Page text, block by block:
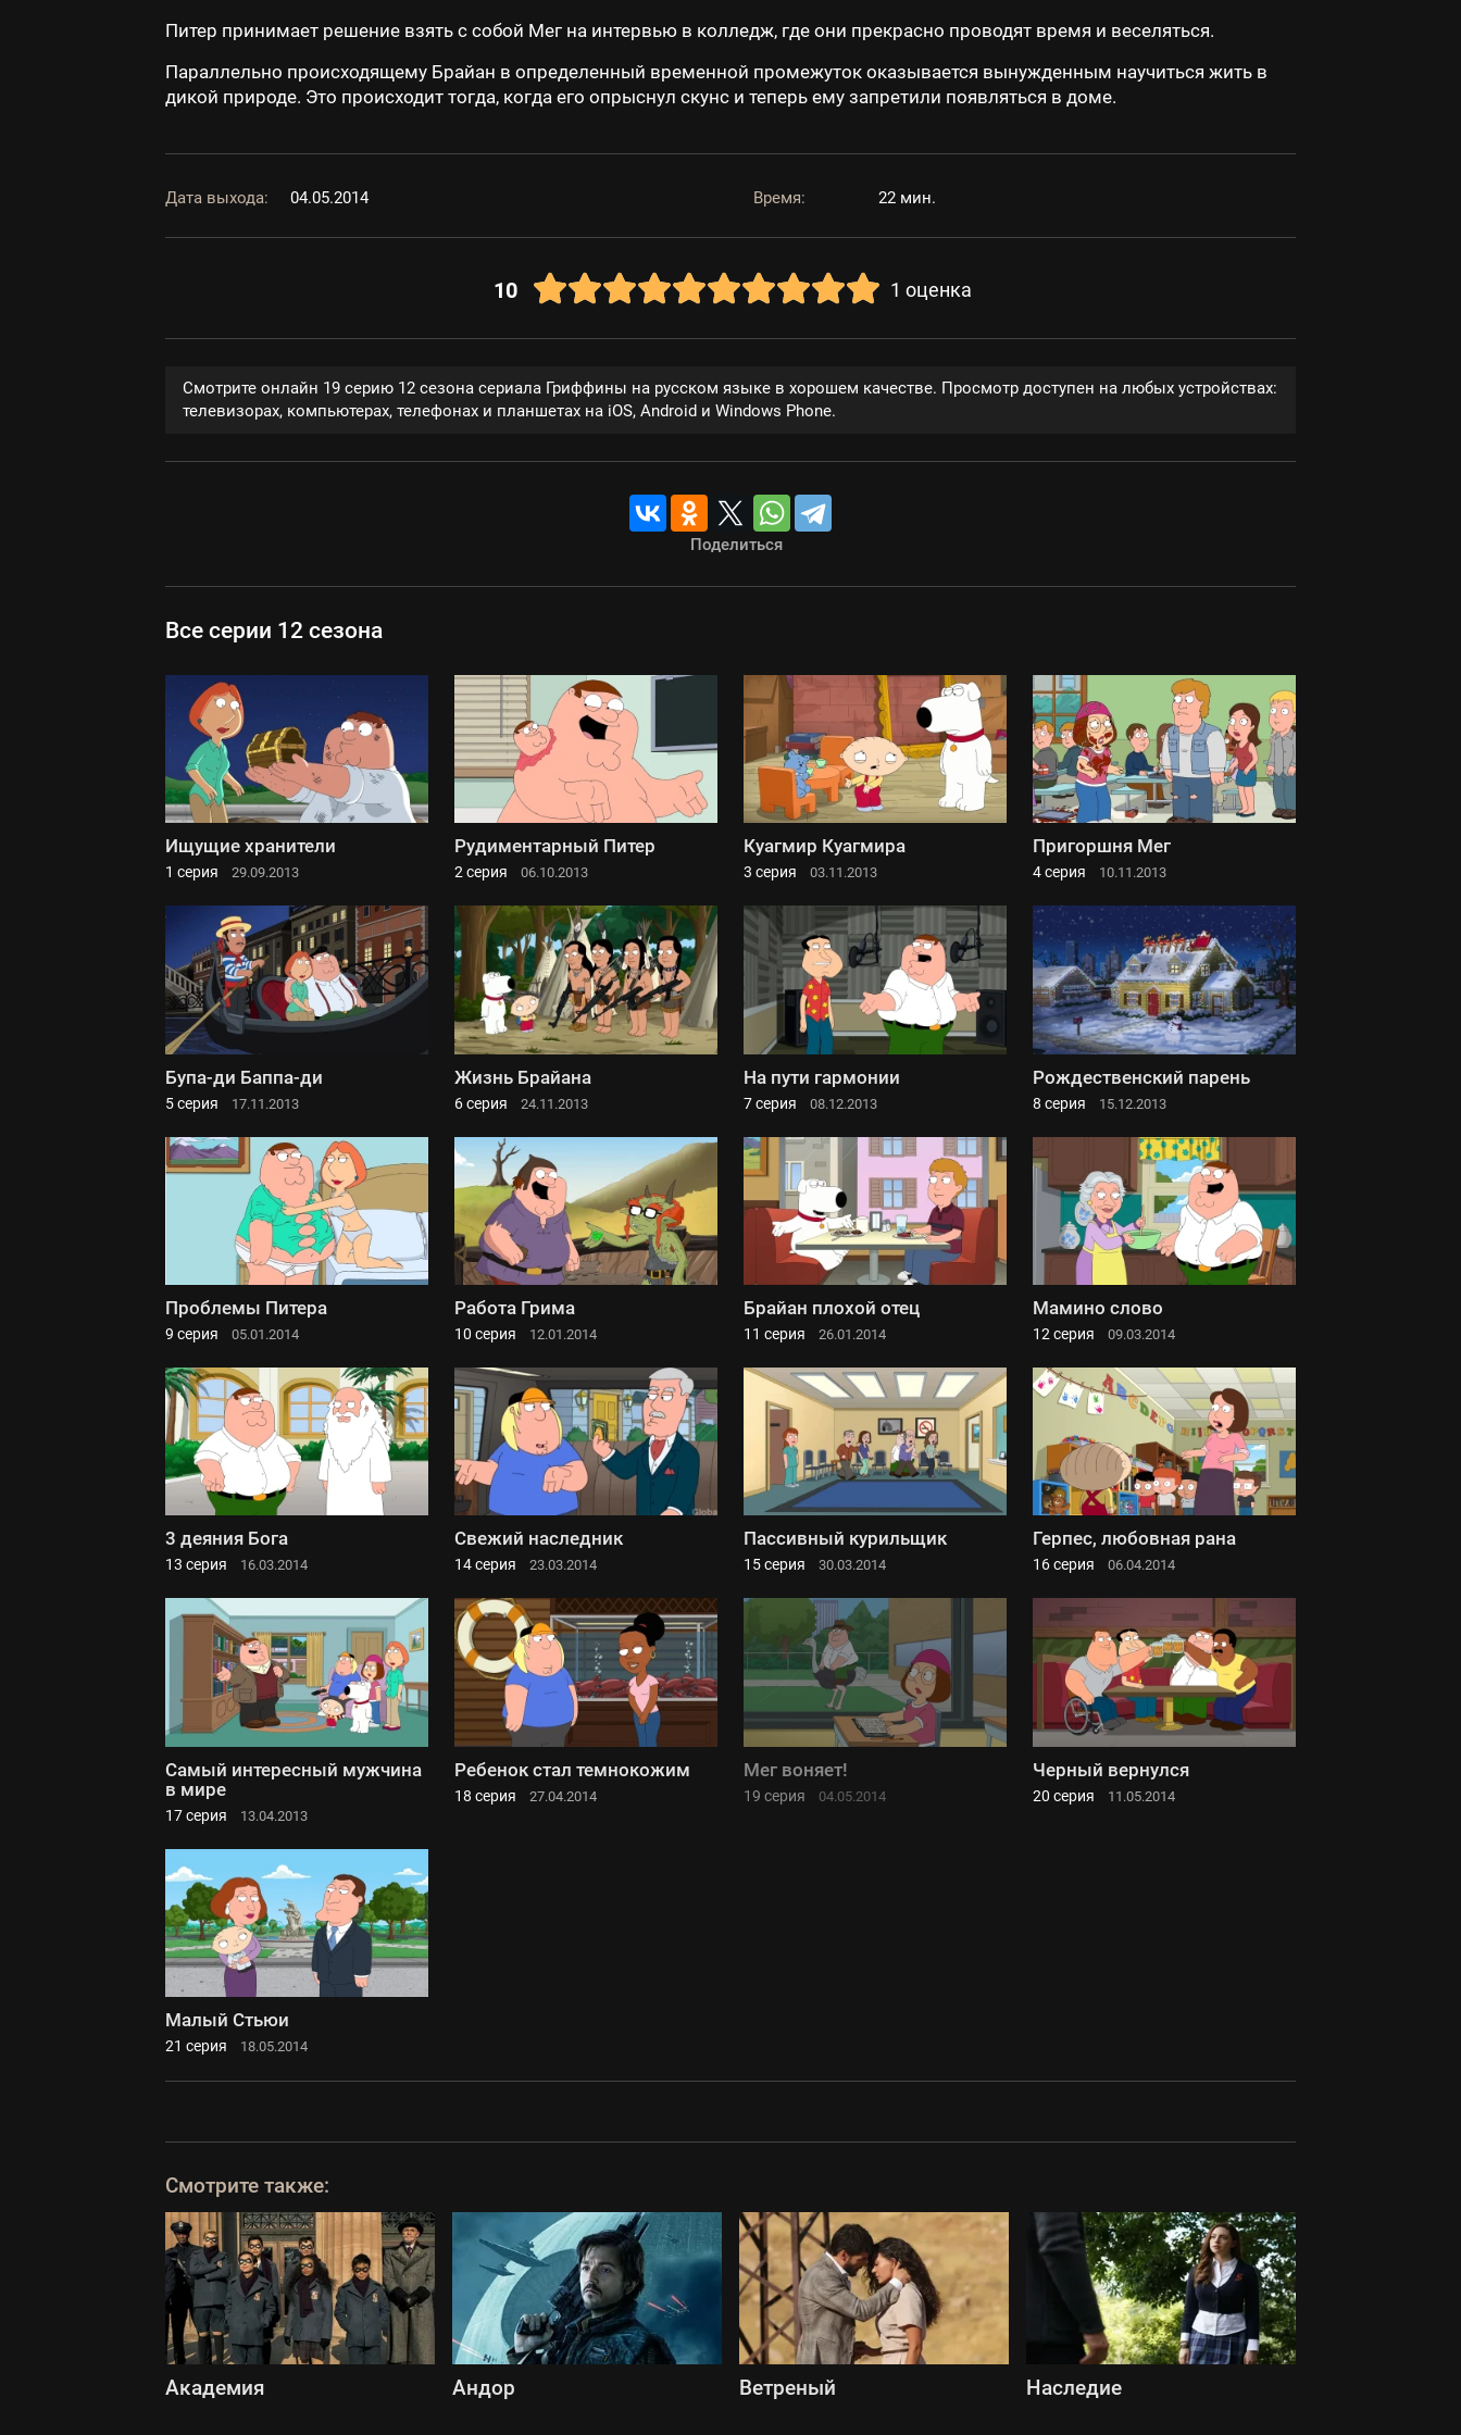
Питер принимает решение взять с собой Мег на интервью в колледж, где они прекрасно проводят время и веселяться.
Параллельно происходящему Брайан в определенный временной промежуток оказывается вынужденным научиться жить в
дикой природе. Это происходит тогда, когда его опрыснул скунс и теперь ему запретили появляться в доме.
Дата выхода: 04.05.2014 Время: 22 мин.
10 1 оценка
Смотрите онлайн 19 серию 12 сезона сериала Гриффины на русском языке в хорошем качестве. Просмотр доступен на любых устройствах:
телевизорах, компьютерах, телефонах и планшетах на iOS, Android и Windows Phone.
Поделиться
Все серии 12 сезона
Ищущие хранители
1 серия 29.09.2013
Рудиментарный Питер
2 серия 06.10.2013
Куагмир Куагмира
3 серия 03.11.2013
Пригоршня Мег
4 серия 10.11.2013
Бупа-ди Баппа-ди
5 серия 17.11.2013
Жизнь Брайана
6 серия 24.11.2013
На пути гармонии
7 серия 08.12.2013
Рождественский парень
8 серия 15.12.2013
Проблемы Питера
9 серия 05.01.2014
Работа Грима
10 серия 12.01.2014
Брайан плохой отец
11 серия 26.01.2014
Мамино слово
12 серия 09.03.2014
3 деяния Бога
13 серия 16.03.2014
Свежий наследник
14 серия 23.03.2014
Пассивный курильщик
15 серия 30.03.2014
Герпес, любовная рана
16 серия 06.04.2014
Самый интересный мужчина
в мире
17 серия 13.04.2013
Ребенок стал темнокожим
18 серия 27.04.2014
Мег воняет!
19 серия 04.05.2014
Черный вернулся
20 серия 11.05.2014
Малый Стьюи
21 серия 18.05.2014
Смотрите также:
Академия Андор Ветреный Наследие